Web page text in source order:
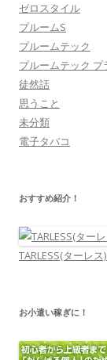
ゼロスタイル
プルームS
プルームテック
プルームテック プ
徒然話
思うこと
未分類
電子タバコ
おすすめ紹介！
TARLESS(ターレ
お小遣い稼ぎに！